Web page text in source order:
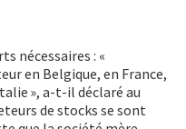
nécessaires : «
en Belgique, en France,
», a-t-il déclaré au
de stocks se sont